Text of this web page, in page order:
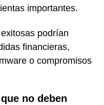
importantes.
podrían
financieras,
o compromisos
no deben